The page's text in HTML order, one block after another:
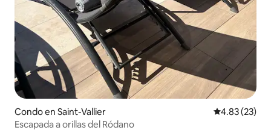
Condo en Saint-Vallier Calificación
4.83 (23)
Escapada a orillas del Ródano